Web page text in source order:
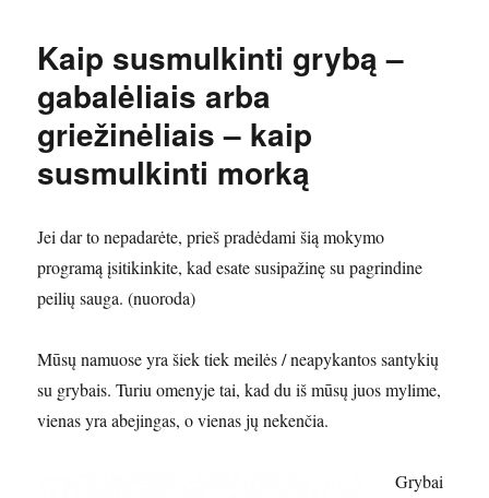
Kaip susmulkinti grybą –
gabalėliais arba
griežinėliais – kaip
susmulkinti morką
Jei dar to nepadarėte, prieš pradėdami šią mokymo
programą įsitikinkite, kad esate susipažinę su pagrindine
peilių sauga. (nuoroda)
Mūsų namuose yra šiek tiek meilės / neapykantos santykių
su grybais. Turiu omenyje tai, kad du iš mūsų juos mylime,
vienas yra abejingas, o vienas jų nekenčia.
Grybai